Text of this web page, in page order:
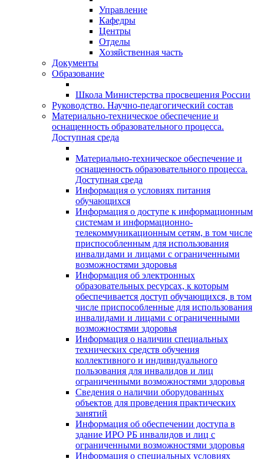
Управление
Кафедры
Центры
Отделы
Хозяйственная часть
Документы
Образование
Школа Министерства просвещения России
Руководство. Научно-педагогический состав
Материально-техническое обеспечение и
оснащенность образовательного процесса.
Доступная среда
Материально-техническое обеспечение и
оснащенность образовательного процесса.
Доступная среда
Информация о условиях питания
обучающихся
Информация о доступе к информационным
системам и информационно-
телекоммуникационным сетям, в том числе
приспособленным для использования
инвалидами и лицами с ограниченными
возможностями здоровья
Информация об электронных
образовательных ресурсах, к которым
обеспечивается доступ обучающихся, в том
числе приспособленные для использования
инвалидами и лицами с ограниченными
возможностями здоровья
Информация о наличии специальных
технических средств обучения
коллективного и индивидуального
пользования для инвалидов и лиц
ограниченными возможностями здоровья
Сведения о наличии оборудованных
объектов для проведения практических
занятий
Информация об обеспечении доступа в
здание ИРО РБ инвалидов и лиц с
ограниченными возможностями здоровья
Информация о специальных условиях